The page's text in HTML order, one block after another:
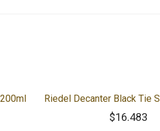
Riedel Decanter Black Tie
$16.483